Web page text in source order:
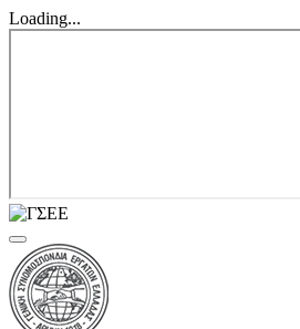
Loading...